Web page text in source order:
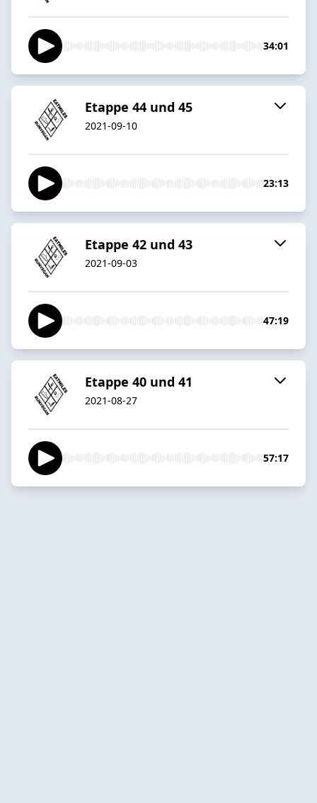
34:01
Etappe 44 und 45
2021-09-10
23:13
Etappe 42 und 43
2021-09-03
47:19
Etappe 40 und 41
2021-08-27
57:17